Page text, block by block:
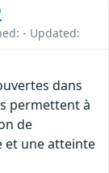
- Updated:
dans
permettent à
de
et une atteinte